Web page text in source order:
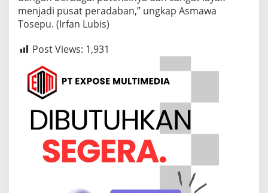
menjadi pusat peradaban,” ungkap Asmawa
Tosepu. (Irfan Lubis)
Post Views: 1,931